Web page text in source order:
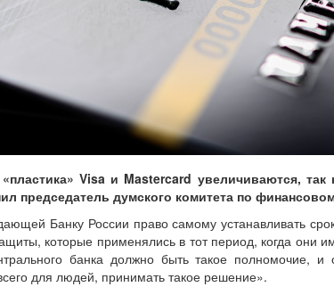
Visa и Mastercard увеличиваются, так
председатель думского комитета по
Банку России право самому устанавливать
которые применялись в тот период, когда они
банка должно быть такое полномочие,
для людей, принимать такое решение».